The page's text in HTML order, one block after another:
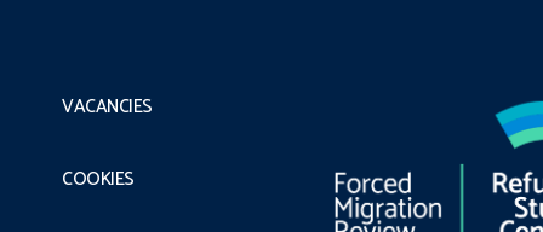
VACANCIES
COOKIES